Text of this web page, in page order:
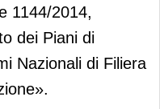
1144/2014,
dei Piani di
Nazionali di Filiera